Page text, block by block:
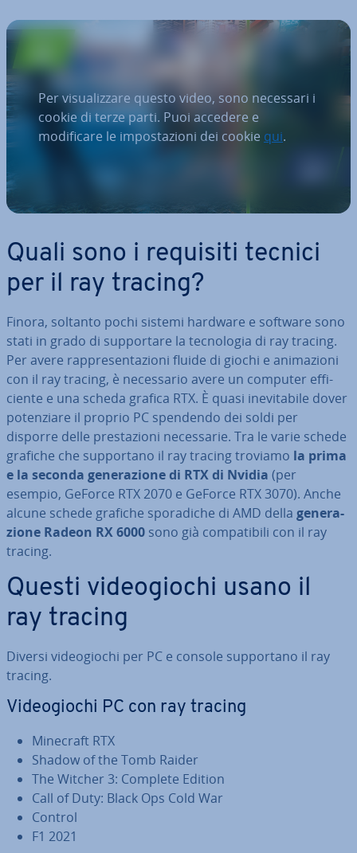
Per visualizzare questo video, sono necessari i
cookie di terze parti. Puoi accedere e
modificare le impostazioni dei cookie qui.
Quali sono i requisiti tecnici
per il ray tracing?
Finora, soltanto pochi sistemi hardware e software sono
stati in grado di sup­por­ta­re la tec­no­lo­gia di ray tracing.
Per avere rap­pre­sen­ta­zio­ni fluide di giochi e ani­ma­zio­ni
con il ray tracing, è ne­ces­sa­rio avere un computer ef­fi­
cien­te e una scheda grafica RTX. È quasi ine­vi­ta­bi­le dover
po­ten­zia­re il proprio PC spendendo dei soldi per
disporre delle pre­sta­zio­ni ne­ces­sa­rie. Tra le varie schede
grafiche che sup­por­ta­no il ray tracing troviamo la prima
e la seconda ge­ne­ra­zio­ne di RTX di Nvidia (per
esempio, GeForce RTX 2070 e GeForce RTX 3070). Anche
alcune schede grafiche spo­ra­di­che di AMD della ge­ne­ra­
zio­ne Radeon RX 6000 sono già com­pa­ti­bi­li con il ray
tracing.
Questi vi­deo­gio­chi usano il
ray tracing
Diversi vi­deo­gio­chi per PC e console sup­por­ta­no il ray
tracing.
Vi­deo­gio­chi PC con ray tracing
Minecraft RTX
Shadow of the Tomb Raider
The Witcher 3: Complete Edition
Call of Duty: Black Ops Cold War
Control
F1 2021